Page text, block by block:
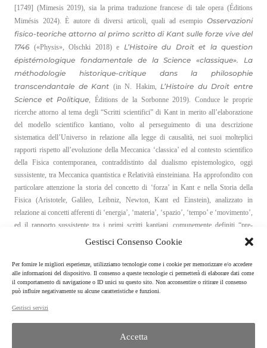
Gestisci Consenso Cookie
Per fornire le migliori esperienze, utilizziamo tecnologie come i cookie per memorizzare e/o accedere
alle informazioni del dispositivo. Il consenso a queste tecnologie ci permetterà di elaborare dati come
il comportamento di navigazione o ID unici su questo sito. Non acconsentire o ritirare il consenso
può influire negativamente su alcune caratteristiche e funzioni.
Gestisci servizi
Accetta
[1749] (Mimesis 2019), sia la prima traduzione francese di tale opera (Éditions
Mimésis 2024). È autore di diversi articoli, quali ad esempio Osservazioni
fisico-teoriche attorno al primo scritto di Kant sulle forze vive del
1746(«Physis», Olschki 2018) e L’Histoire du Droit et la question
épistémologique fondamentale de la Science «classique». La
méthodologie historique-critique dans la philosophie
transcendantale de Kant (in N. Hakim,L’Histoire du Droit entre
Science et Politique, Éditions de la Sorbonne 2019). Conduce le proprie
ricerche attorno al tema degli “Scritti scientifici” di Kant in merito all’elaborazione
del modello scientifico kantiano, volto al perseguimento di una descrizione
sistematica dell’Universo in relazione alla legge di causalità, nei suoi molteplici
rapporti rispetto all’evoluzione della Meccanica ‘classica’ ed al contesto scientifico
della Fisica contemporanea, contraddistinto dal dualismo epistemologico, oggi
sussistente, tra Meccanica quantistica e Relatività einsteiniana. Ha approfondito con
particolare attenzione la storia del concetto di ‘forza’ in Kant e nella Storia della
Fisica (Aristotele, Galileo, Leibniz, Newton, Kant ed Einstein), analizzato in
relazione ai concetti afferenti di ‘energia’, ‘materia’, ‘spazio’, ‘tempo’ e ‘movimento’,
ed il rapporto sussistente tra i primi scritti kantiani, comunemente definiti “pre-
critici”, e le opere della cosiddetta maturità “critica”.
Curriculum Vitae